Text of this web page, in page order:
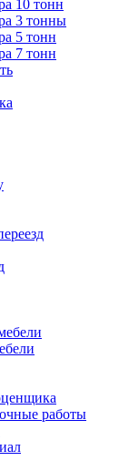
10 тонн
3 тонны
5 тонн
7 тонн
работы